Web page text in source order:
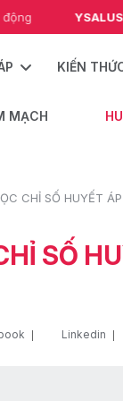
YSALUS Chăm
KIẾN
MẠCH
SỐ
Linkedin